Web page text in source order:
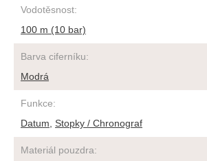
Vodotěsnost:
100 m (10 bar)
Barva ciferníku:
Modrá
Funkce:
Datum
Stopky / Chronograf
Materiál pouzdra: